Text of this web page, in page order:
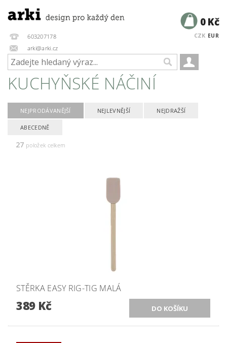
603207178
arki@arki.cz
CZK EUR
0 Kč
KUCHYŇSKÉ NÁČINÍ
NEJPRODÁVANĚJŠÍ NEJLEVNĚJŠÍ NEJDRAŽŠÍ
ABECEDNĚ
27 položek celkem
STĚRKA EASY RIG-TIG MALÁ
389 Kč